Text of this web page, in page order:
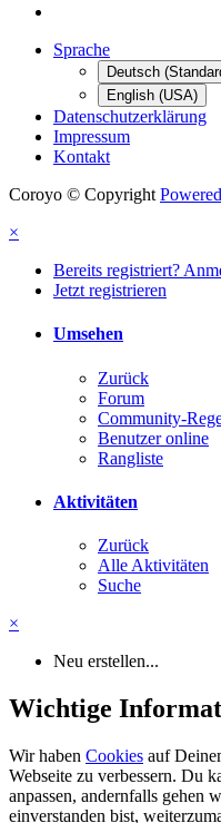
Sprache
Deutsch
English (USA)
Datenschutzerklärung
Impressum
Kontakt
Coroyo © Copyright
×
Bereits registriert?
Jetzt registrieren
Umsehen
Zurück
Forum
Community-
Benutzer online
Rangliste
Aktivitäten
Zurück
Alle Aktivitäten
Suche
×
Neu erstellen...
Wichtige
Wir haben Cookies auf
Webseite zu verbessern. Du
anpassen, andernfalls gehen
einverstanden bist,